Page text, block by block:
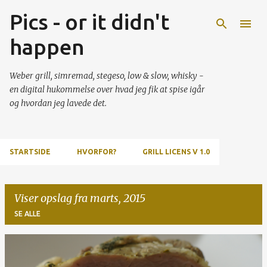
Gå videre til hovedindholdet
Pics - or it didn't
happen
Weber grill, simremad, stegeso, low & slow, whisky -
en digital hukommelse over hvad jeg fik at spise igår
og hvordan jeg lavede det.
STARTSIDE HVORFOR? GRILL LICENS V 1.0
Viser opslag fra marts, 2015
SE ALLE